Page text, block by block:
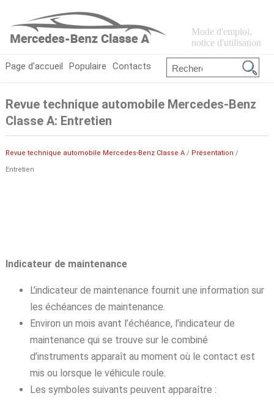
Mode d'emploi,
notice d'utilisation
Page d'accueil Populaire Contacts
Revue technique automobile Mercedes-Benz
Classe A: Entretien
Revue technique automobile Mercedes-Benz Classe A/ Présentation /
Entretien
Indicateur de maintenance
L’indicateur de maintenance fournit une information sur
les échéances de maintenance.
Environ un mois avant l’échéance, l’indicateur de
maintenance qui se trouve sur le combiné
d’instruments apparaît au moment où le contact est
mis ou lorsque le véhicule roule.
Les symboles suivants peuvent apparaître :